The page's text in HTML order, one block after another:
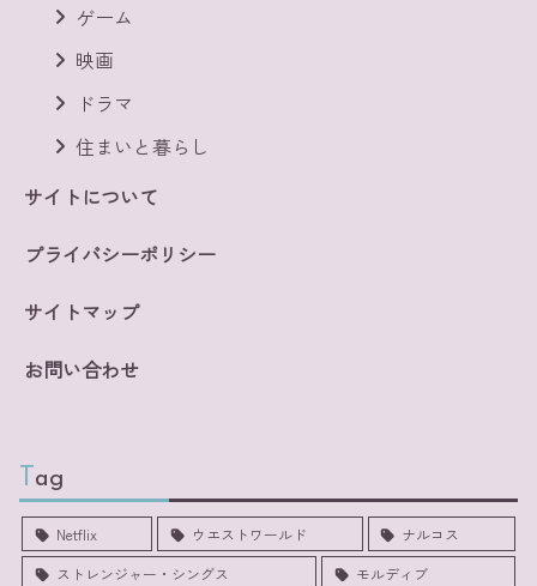
ゲーム
映画
ドラマ
住まいと暮らし
サイトについて
プライバシーポリシー
サイトマップ
お問い合わせ
Tag
Netflix ウエストワールド
ナルコス
ストレンジャー・シングス
モルディブ